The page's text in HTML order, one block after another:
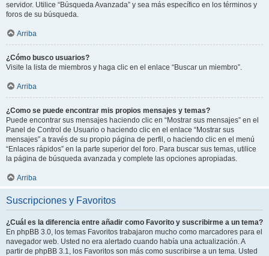
servidor. Utilice “Búsqueda Avanzada” y sea más específico en los términos y
foros de su búsqueda.
Arriba
¿Cómo busco usuarios?
Visite la lista de miembros y haga clic en el enlace “Buscar un miembro”.
Arriba
¿Como se puede encontrar mis propios mensajes y temas?
Puede encontrar sus mensajes haciendo clic en “Mostrar sus mensajes” en el
Panel de Control de Usuario o haciendo clic en el enlace “Mostrar sus
mensajes” a través de su propio página de perfil, o haciendo clic en el menú
“Enlaces rápidos” en la parte superior del foro. Para buscar sus temas, utilice
la página de búsqueda avanzada y complete las opciones apropiadas.
Arriba
Suscripciones y Favoritos
¿Cuál es la diferencia entre añadir como Favorito y suscribirme a un tema?
En phpBB 3.0, los temas Favoritos trabajaron mucho como marcadores para el
navegador web. Usted no era alertado cuando había una actualización. A
partir de phpBB 3.1, los Favoritos son más como suscribirse a un tema. Usted